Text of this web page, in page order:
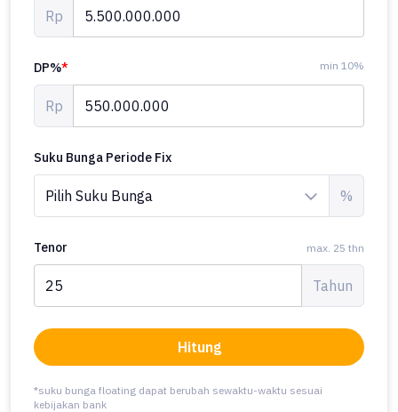
Rp
DP%* min 10%
Rp
Suku Bunga Periode Fix
%
Tenor max. 25 thn
Tahun
Hitung
*suku bunga floating dapat berubah sewaktu-waktu sesuai
kebijakan bank